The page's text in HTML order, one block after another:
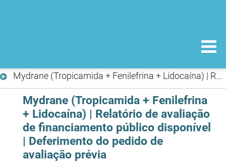
Mydrane (Tropicamida + Fenilefrina + Lidocaína) | Relatório de avaliação de financiamento público disponível | Deferimento do pedido de avaliação prévia
Mydrane (Tropicamida + Fenilefrina
+ Lidocaína) | Relatório de avaliação
de financiamento público disponível
| Deferimento do pedido de
avaliação prévia